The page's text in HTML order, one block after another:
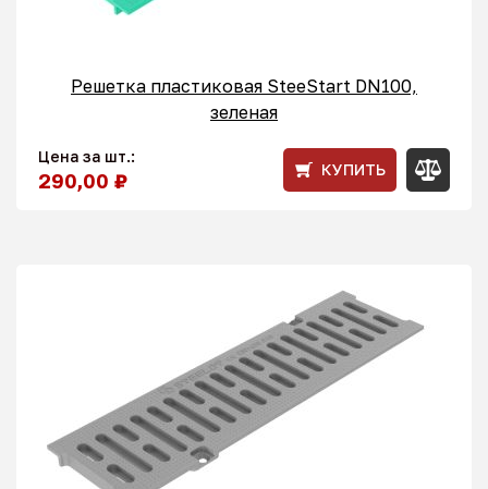
Решетка пластиковая SteeStart DN100,
зеленая
Цена за шт.:
290,00 ₽ КУПИТЬ